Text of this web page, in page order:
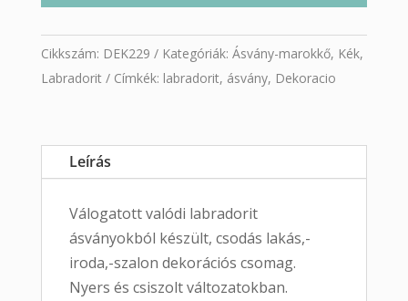
Cikkszám: DEK229 Kategóriák: Ásvány-marokkő, Kék,
Labradorit
Címkék: labradorit, ásvány, Dekoracio
Leírás
Válogatott valódi labradorit
ásványokból készült, csodás lakás,-
iroda,-szalon dekorációs csomag.
Nyers és csiszolt változatokban.